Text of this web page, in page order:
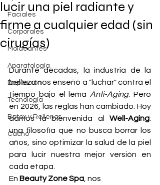
Faciales
Corporales
Moldeantes
Aparatología
Depilación
Tecnología
Botox y Rellenos
Cacho
lucir una piel radiante y
firme a cualquier edad (sin
cirugías)
Durante décadas, la industria de la
belleza nos enseñó a "luchar" contra el
tiempo bajo el lema Anti-Aging. Pero
en 2026, las reglas han cambiado. Hoy
damos la bienvenida al Well-Aging:
una filosofía que no busca borrar los
años, sino optimizar la salud de la piel
para lucir nuestra mejor versión en
cada etapa.
En Beauty Zone Spa , nos